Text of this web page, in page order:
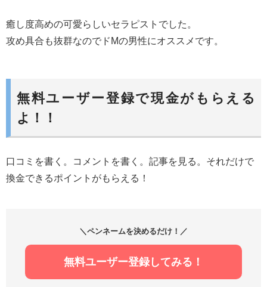
癒し度高めの可愛らしいセラピストでした。
攻め具合も抜群なのでドМの男性にオススメです。
無料ユーザー登録で現金がもらえる
よ！！
口コミを書く。コメントを書く。記事を見る。それだけで
換金できるポイントがもらえる！
＼ペンネームを決めるだけ！／
無料ユーザー登録してみる！